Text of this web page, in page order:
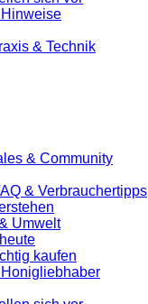
& Technik
& Community
& Verbrauchertipps
Umwelt
kaufen
Honigliebhaber